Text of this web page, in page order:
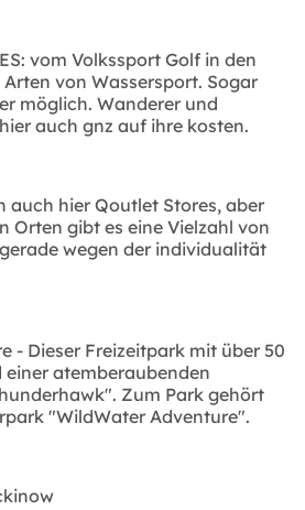
vom Volkssport Golf in den
Arten von Wassersport. Sogar
möglich. Wanderer und
auch gnz auf ihre kosten.
hier Qoutlet Stores, aber
Orten gibt es eine Vielzahl von
wegen der individualität
- Dieser Freizeitpark mit über 50
atemberaubenden
Zum Park gehört
"WildWater Adventure".